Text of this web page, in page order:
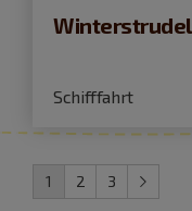
Winterstrudel
Schifffahrt
1 2 3